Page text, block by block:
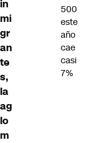
in
mi
gr
an
te
s,
la
ag
lo
m
500
este
año
cae
casi
7%